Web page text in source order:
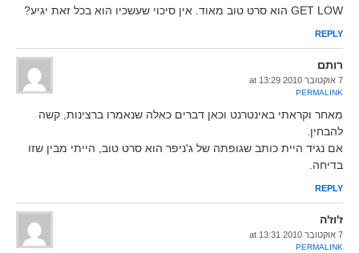
GET LOW הוא סרט טוב מאוד. אין סיכוי שעשכיו הוא בכל זאת יגיע?
REPLY
רותם
7 אוקטובר 2010 at 13:29
PERMALINK
מאחר וקראתי באינטרנט וכאן דברים כאלה שנאמרו ברצינות, קשה
להבחין.
אם נגיד היית כותב שגופתה של ג'ניפר הוא סרט טוב, הייתי מבין שזו
בדיחה.
REPLY
ז'וז'ה
7 אוקטובר 2010 at 13:31
PERMALINK